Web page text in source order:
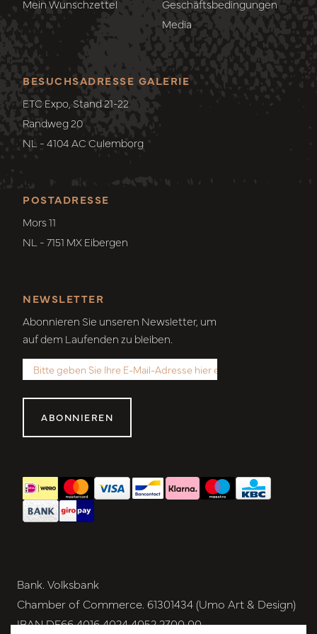
Mein Wunschzettel
Geschäftsbedingungen
Media
POSTADRESSE
Mors 11
NL - 7151 MX Eibergen
BESUCHSADRESSE GALERIE
ETC Expo, Stand 21-22
Randweg 20
NL - 4104 AC Culemborg
NEWSLETTER
Abonnieren Sie unseren Newsletter, um
auf dem Laufenden zu bleiben.
ABONNIEREN
Bank. Volksbank
Chamber of Commerce. 61301434 (Umo Art & Design)
IBAN DE66 4016 4024 4052 2700 00